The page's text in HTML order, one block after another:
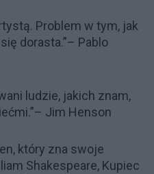
Problem w tym, jak
dorasta.”– Pablo
ludzie, jakich znam,
Jim Henson
który zna swoje
Shakespeare, Kupiec